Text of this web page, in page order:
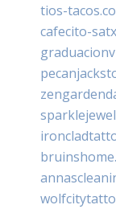
tios-
cafecito-